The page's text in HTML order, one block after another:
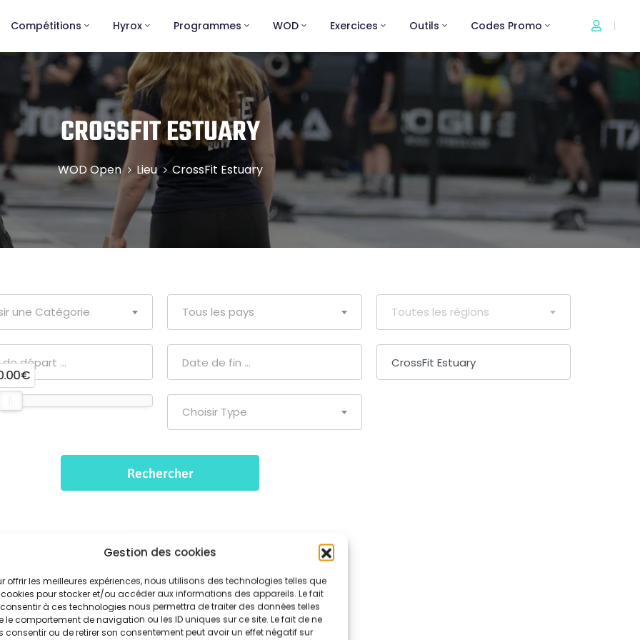
Gestion des cookies
offrir les meilleures expériences, nous utilisons des technologies telles que
pour stocker et/ou accéder aux informations des appareils. Le fait
à ces technologies nous permettra de traiter des données telles
le comportement de navigation ou les ID uniques sur ce site. Le fait de ne
consentir ou de retirer son consentement peut avoir un effet négatif sur
Compétitions Hyrox Programmes WOD Exercices Outils Codes Promo
CROSSFIT ESTUARY
WOD Open Lieu CrossFit Estuary
une Catégorie Tous les pays Toutes les régions
Choisir Type